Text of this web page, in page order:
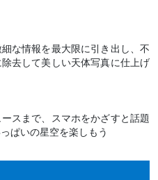
な情報を最大限に引き出し、不
去して美しい天体写真に仕上げ
スまで、スマホをかざすと話題
ぱいの星空を楽しもう